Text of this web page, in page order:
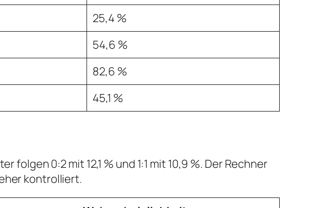
25,4 %
54,6 %
82,6 %
45,1 %
folgen 0:2 mit 12,1 % und 1:1 mit 10,9 %. Der Rechner
kontrolliert.